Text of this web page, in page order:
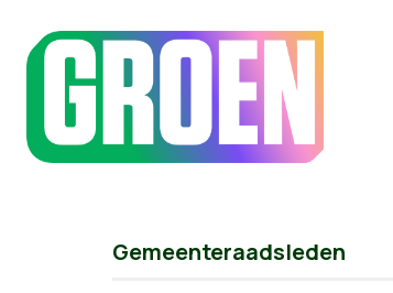
Gemeenteraadsleden